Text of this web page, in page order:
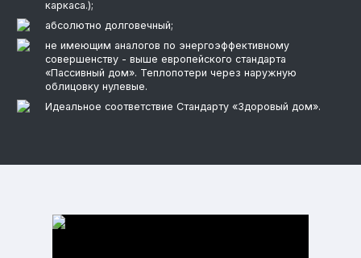
каркаса.);
абсолютно долговечный;
не имеющим аналогов по энергоэффективному
совершенству - выше европейского стандарта
«Пассивный дом». Теплопотери через наружную
облицовку нулевые.
Идеальное соответствие Стандарту «Здоровый дом».